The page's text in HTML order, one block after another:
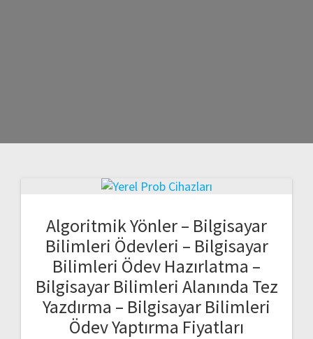
Algoritmik Yönler – Bilgisayar
Bilimleri Ödevleri – Bilgisayar
Bilimleri Ödev Hazırlatma –
Bilgisayar Bilimleri Alanında Tez
Yazdırma – Bilgisayar Bilimleri
Ödev Yaptırma Fiyatları